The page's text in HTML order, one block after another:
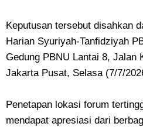
Keputusan tersebut disahkan
Harian Syuriyah-Tanfidziyah
Gedung PBNU Lantai 8, Jalan
Jakarta Pusat, Selasa (7/7/
Penetapan lokasi forum
mendapat apresiasi dari